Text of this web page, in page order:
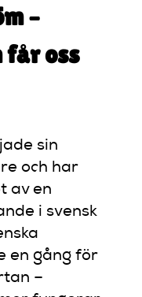
–
oss
sin
och har
av en
i svensk
en gång för
–